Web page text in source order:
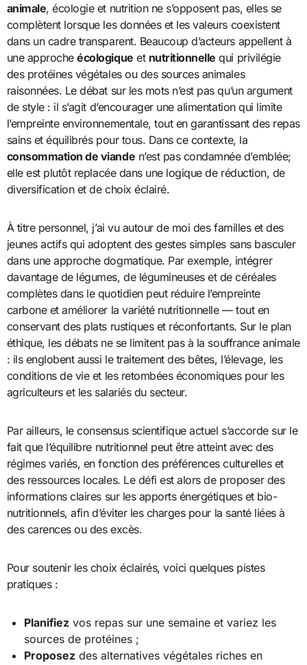
animale, écologie et nutrition ne s’opposent pas, elles se
complètent lorsque les données et les valeurs coexistent
dans un cadre transparent. Beaucoup d’acteurs appellent à
une approcheécologique et nutritionnelle qui privilégie
des protéines végétales ou des sources animales
raisonnées. Le débat sur les mots n’est pas qu’un argument
de style : il s’agit d’encourager une alimentation qui limite
l’empreinte environnementale, tout en garantissant des repas
sains et équilibrés pour tous. Dans ce contexte, la
consommation de viande n’est pas condamnée d’emblée;
elle est plutôt replacée dans une logique de réduction, de
diversification et de choix éclairé.
À titre personnel, j’ai vu autour de moi des familles et des
jeunes actifs qui adoptent des gestes simples sans basculer
dans une approche dogmatique. Par exemple, intégrer
davantage de légumes, de légumineuses et de céréales
complètes dans le quotidien peut réduire l’empreinte
carbone et améliorer la variété nutritionnelle — tout en
conservant des plats rustiques et réconfortants. Sur le plan
éthique, les débats ne se limitent pas à la souffrance animale
: ils englobent aussi le traitement des bêtes, l’élevage, les
conditions de vie et les retombées économiques pour les
agriculteurs et les salariés du secteur.
Par ailleurs, le consensus scientifique actuel s’accorde sur le
fait que l’équilibre nutritionnel peut être atteint avec des
régimes variés, en fonction des préférences culturelles et
des ressources locales. Le défi est alors de proposer des
informations claires sur les apports énergétiques et bio-
nutritionnels, afin d’éviter les charges pour la santé liées à
des carences ou des excès.
Pour soutenir les choix éclairés, voici quelques pistes
pratiques :
Planifiez vos repas sur une semaine et variez les
sources de protéines ;
Proposez des alternatives végétales riches en